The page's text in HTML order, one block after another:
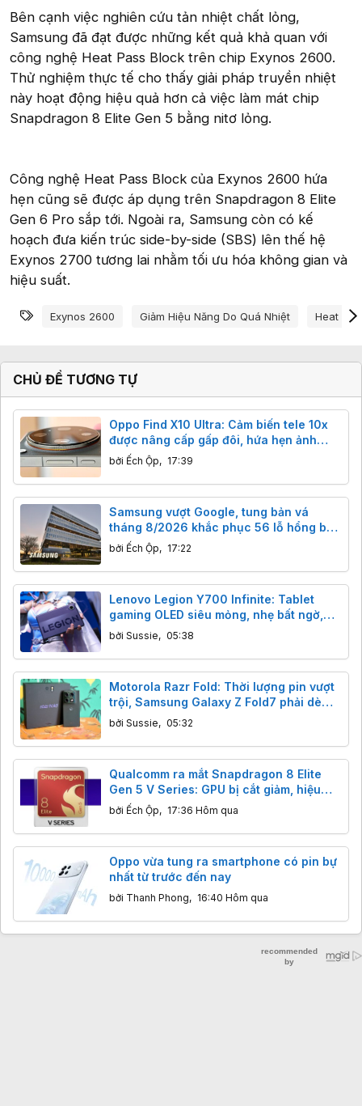
Bên cạnh việc nghiên cứu tản nhiệt chất lỏng,
Samsung đã đạt được những kết quả khả quan với
công nghệ Heat Pass Block trên chip Exynos 2600.
Thử nghiệm thực tế cho thấy giải pháp truyền nhiệt
này hoạt động hiệu quả hơn cả việc làm mát chip
Snapdragon 8 Elite Gen 5 bằng nitơ lỏng.
Công nghệ Heat Pass Block của Exynos 2600 hứa
hẹn cũng sẽ được áp dụng trên Snapdragon 8 Elite
Gen 6 Pro sắp tới. Ngoài ra, Samsung còn có kế
hoạch đưa kiến trúc side-by-side (SBS) lên thế hệ
Exynos 2700 tương lai nhằm tối ưu hóa không gian và
hiệu suất.
Từ khóa
Exynos 2600 Giảm Hiệu Năng Do Quá Nhiệt Heat
CHỦ ĐỀ TƯƠNG TỰ
Oppo Find X10 Ultra: Cảm biến tele 10x
được nâng cấp gấp đôi, hứa hẹn ảnh
đêm đột phá
bởi Ếch Ộp, 17:39
Samsung vượt Google, tung bản vá
tháng 8/2026 khắc phục 56 lỗ hổng bảo
mật trên Galaxy.
bởi Ếch Ộp, 17:22
Lenovo Legion Y700 Infinite: Tablet
gaming OLED siêu mỏng, nhẹ bất ngờ,
sức mạnh Snapdragon 8 Elite Gen 5
bởi Sussie, 05:38
Motorola Razr Fold: Thời lượng pin vượt
trội, Samsung Galaxy Z Fold7 phải dè
chừng.
bởi Sussie, 05:32
Qualcomm ra mắt Snapdragon 8 Elite
Gen 5 V Series: GPU bị cắt giảm, hiệu
năng ra sao?
bởi Ếch Ộp, 17:36 Hôm qua
Oppo vừa tung ra smartphone có pin bự
nhất từ trước đến nay
bởi Thanh Phong, 16:40 Hôm qua